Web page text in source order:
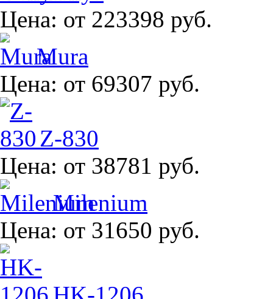
Цена: от 223398 руб.
Mura
Цена: от 69307 руб.
Z-830
Цена: от 38781 руб.
Milenium
Цена: от 31650 руб.